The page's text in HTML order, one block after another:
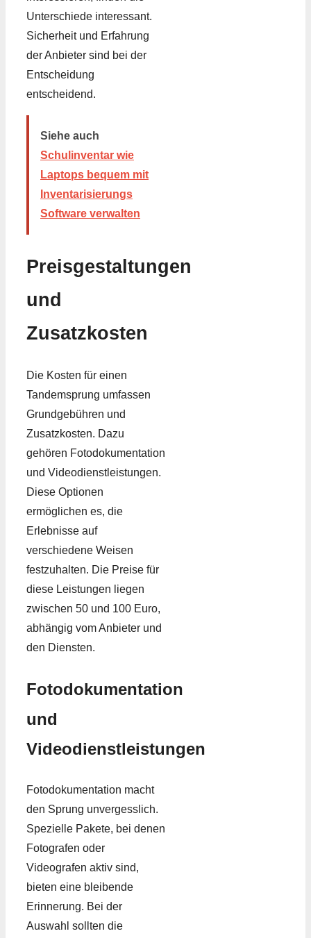
Unterschiede interessant.
Sicherheit und Erfahrung
der Anbieter sind bei der
Entscheidung
entscheidend.
Siehe auch
Schulinventar wie
Laptops bequem mit
Inventarisierungs
Software verwalten
Preisgestaltungen
und
Zusatzkosten
Die Kosten für einen
Tandemsprung umfassen
Grundgebühren und
Zusatzkosten. Dazu
gehören Fotodokumentation
und Videodienstleistungen.
Diese Optionen
ermöglichen es, die
Erlebnisse auf
verschiedene Weisen
festzuhalten. Die Preise für
diese Leistungen liegen
zwischen 50 und 100 Euro,
abhängig vom Anbieter und
den Diensten.
Fotodokumentation
und
Videodienstleistungen
Fotodokumentation macht
den Sprung unvergesslich.
Spezielle Pakete, bei denen
Fotografen oder
Videografen aktiv sind,
bieten eine bleibende
Erinnerung. Bei der
Auswahl sollten die